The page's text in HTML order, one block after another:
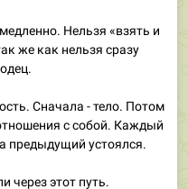
Сначала - тело. Потом
предыдущий устоялся.
через этот путь.
то щёлкает. «Лечь